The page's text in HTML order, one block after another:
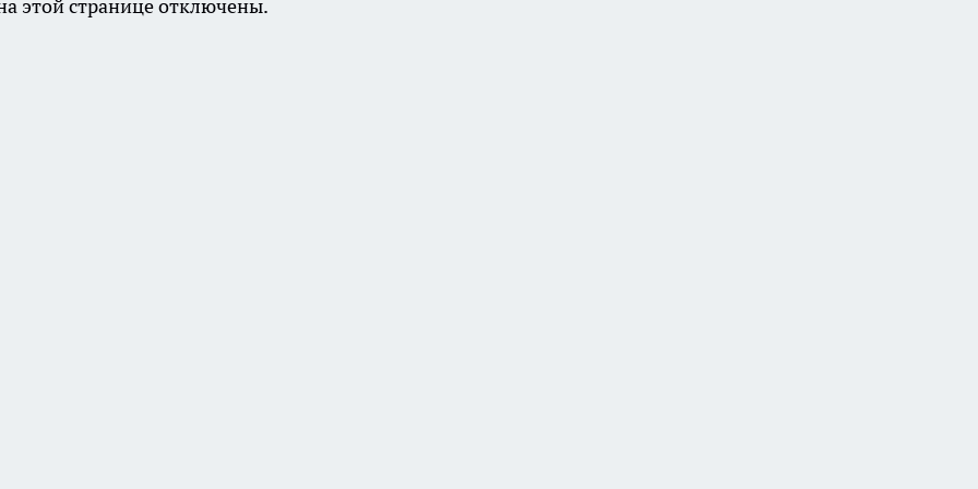
этой странице отключены.